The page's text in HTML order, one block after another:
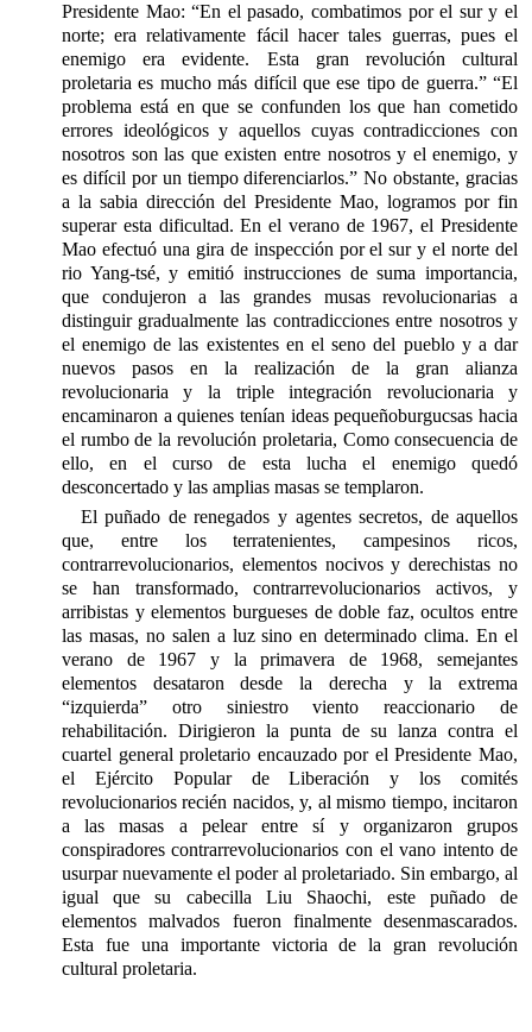
Presidente Mao: “En el pasado, combatimos por el sur y el
norte; era relativamente fácil hacer tales guerras, pues el
enemigo era evidente. Esta gran revolución cultural
proletaria es mucho más difícil que ese tipo de guerra.” “El
problema está en que se confunden los que han cometido
errores ideológicos y aquellos cuyas contradicciones con
nosotros son las que existen entre nosotros y el enemigo, y
es difícil por un tiempo diferenciarlos.” No obstante, gracias
a la sabia dirección del Presidente Mao, logramos por fin
superar esta dificultad. En el verano de 1967, el Presidente
Mao efectuó una gira de inspección por el sur y el norte del
rio Yang-tsé, y emitió instrucciones de suma importancia,
que condujeron a las grandes musas revolucionarias a
distinguir gradualmente las contradicciones entre nosotros y
el enemigo de las existentes en el seno del pueblo y a dar
nuevos pasos en la realización de la gran alianza
revolucionaria y la triple integración revolucionaria y
encaminaron a quienes tenían ideas pequeñoburgucsas hacia
el rumbo de la revolución proletaria, Como consecuencia de
ello, en el curso de esta lucha el enemigo quedó
desconcertado y las amplias masas se templaron.
El puñado de renegados y agentes secretos, de aquellos
que, entre los terratenientes, campesinos ricos,
contrarrevolucionarios, elementos nocivos y derechistas no
se han transformado, contrarrevolucionarios activos, y
arribistas y elementos burgueses de doble faz, ocultos entre
las masas, no salen a luz sino en determinado clima. En el
verano de 1967 y la primavera de 1968, semejantes
elementos desataron desde la derecha y la extrema
“izquierda” otro siniestro viento reaccionario de
rehabilitación. Dirigieron la punta de su lanza contra el
cuartel general proletario encauzado por el Presidente Mao,
el Ejército Popular de Liberación y los comités
revolucionarios recién nacidos, y, al mismo tiempo, incitaron
a las masas a pelear entre sí y organizaron grupos
conspiradores contrarrevolucionarios con el vano intento de
usurpar nuevamente el poder al proletariado. Sin embargo, al
igual que su cabecilla Liu Shaochi, este puñado de
elementos malvados fueron finalmente desenmascarados.
Esta fue una importante victoria de la gran revolución
cultural proletaria.